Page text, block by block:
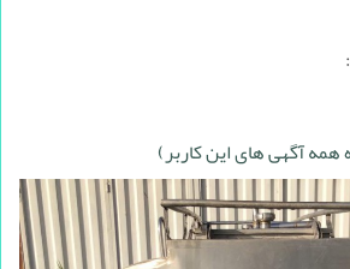
آگهی های این کاربر)